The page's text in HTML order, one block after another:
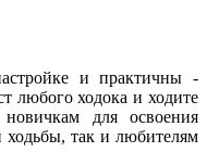
и практичны -
любого ходока и ходите
для освоения
ходьбы, так и любителям